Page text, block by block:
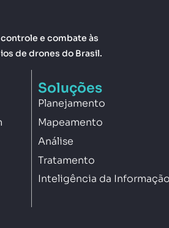
e combate às
de drones do Brasil.
Soluções
Planejamento
Mapeamento
Análise
Tratamento
Inteligência da Informação